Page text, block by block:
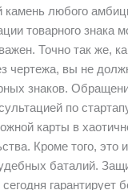
камень любого
товарного знака
Точно так же,
чертежа, вы не
знаков.
по
карты в
Кроме того, это
баталий.
гарантирует